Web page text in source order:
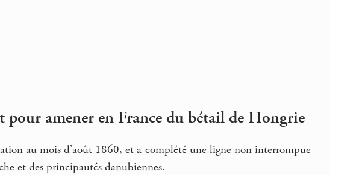
pour amener en France du bétail de Hongrie
au mois d’août 1860, et a complété une ligne non interrompue
et des principautés danubiennes.